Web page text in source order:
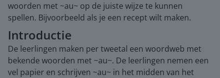
woorden met ~au~ op de juiste wijze te kunnen
spellen. Bijvoorbeeld als je een recept wilt maken.
Introductie
De leerlingen maken per tweetal een woordweb met
bekende woorden met ~au~. De leerlingen nemen een
vel papier en schrijven ~au~ in het midden van het